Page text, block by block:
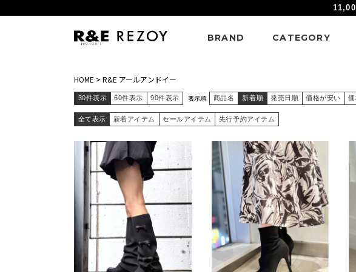
BRAND CATEGORY
HOME > R&E アールアンドイー
30件表示 60件表示 90件表示 表示順 商品名 新着順 発売日順 価格が安い
全て表示 新着アイテム セールアイテム 先行予約アイテム